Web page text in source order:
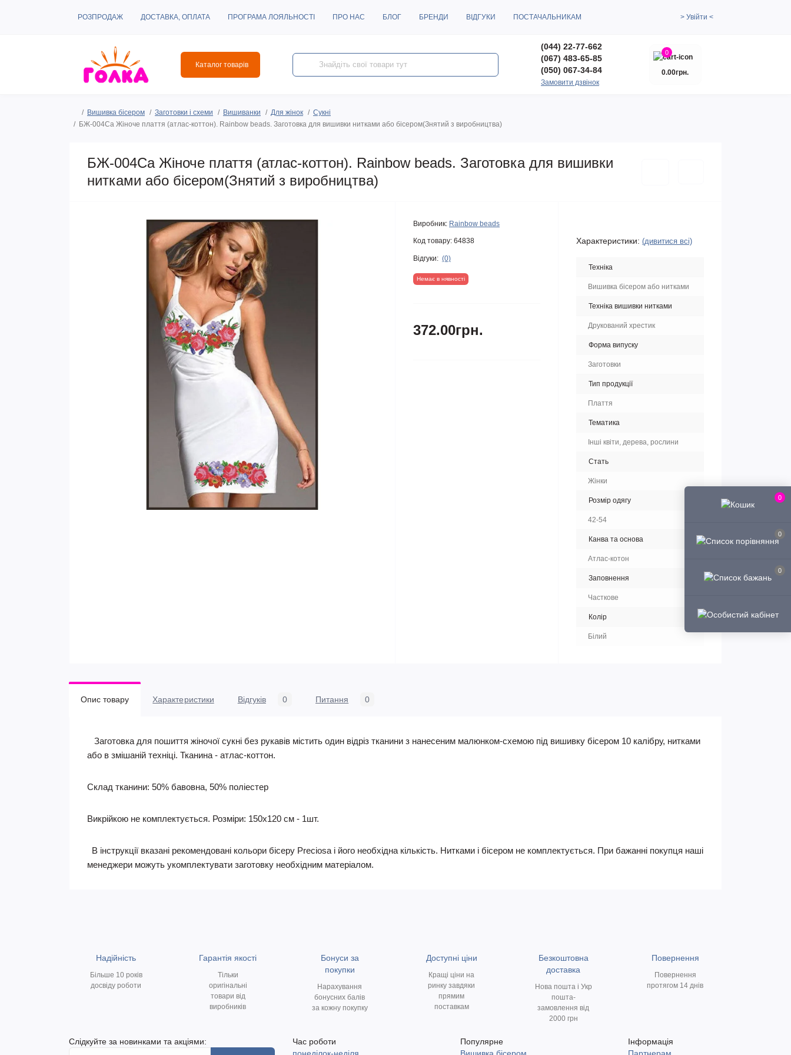
0
0
0
РОЗПРОДАЖ ДОСТАВКА, ОПЛАТА ПРОГРАМА ЛОЯЛЬНОСТІ ПРО НАС БЛОГ БРЕНДИ ВІДГУКИ ПОСТАЧАЛЬНИКАМ > Увійти <
Каталог товарів
(044) 22-77-662
(067) 483-65-85
(050) 067-34-84
Замовити дзвінок
0
0.00грн.
Вишивка бісером Заготовки і схеми Вишиванки Для жінок
Сукні
БЖ-004Са Жіноче плаття (атлас-коттон). Rainbow beads. Заготовка для вишивки нитками або бісером(Знятий з виробництва)
БЖ-004Са Жіноче плаття (атлас-коттон). Rainbow beads. Заготовка для вишивки
нитками або бісером(Знятий з виробництва)
Виробник: Rainbow beads
Код товару: 64838
Відгуки: (0)
Немає в нявності
372.00грн.
Характеристики: (дивитися всі)
Техніка
Вишивка бісером або нитками
Техніка вишивки нитками
Друкований хрестик
Форма випуску
Заготовки
Тип продукції
Плаття
Тематика
Інші квіти, дерева, рослини
Стать
Жінки
Розмір одягу
42-54
Канва та основа
Атлас-котон
Заповнення
Часткове
Колір
Білий
Опис товару Характеристики Відгуків 0 Питання 0
Заготовка для пошиття жіночої сукні без рукавів містить один відріз тканини з нанесеним малюнком-схемою під вишивку бісером 10 калібру, нитками
або в змішаній техніці. Тканина - атлас-коттон.
Склад тканини: 50% бавовна, 50% поліестер
Викрійкою не комплектується. Розміри: 150х120 см - 1шт.
В інструкції вказані рекомендовані кольори бісеру Preciosa і його необхідна кількість. Нитками і бісером не комплектується. При бажанні покупця наші
менеджери можуть укомплектувати заготовку необхідним матеріалом.
Надійність
Більше 10 років
досвіду роботи
Гарантія якості
Тільки
оригінальні
товари від
виробників
Бонуси за
покупки
Нарахування
бонусних балів
за кожну покупку
Доступні ціни
Кращі ціни на
ринку завдяки
прямим
поставкам
Безкоштовна
доставка
Нова пошта і Укр
пошта-
замовлення від
2000 грн
Повернення
Повернення
протягом 14 днів
Слідкуйте за новинками та акціями:
Час роботи
Популярне
Інформація